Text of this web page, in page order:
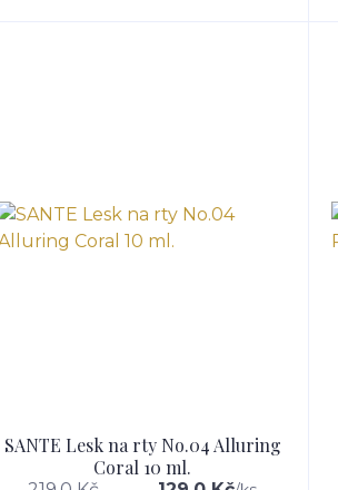
SANTE Lesk na rty No.04 Alluring
Coral 10 ml.